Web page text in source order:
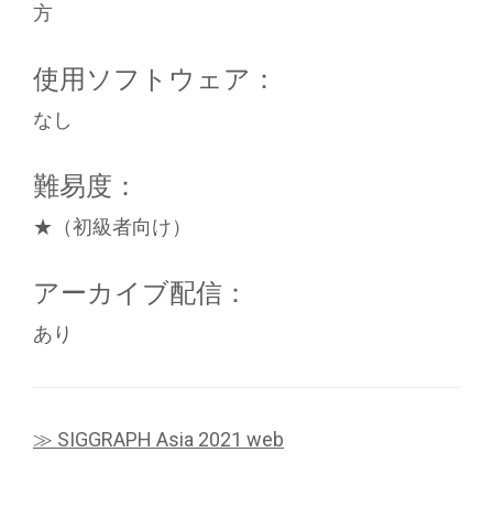
方
使用ソフトウェア：
なし
難易度：
★（初級者向け）
アーカイブ配信：
あり
≫ SIGGRAPH Asia 2021 web